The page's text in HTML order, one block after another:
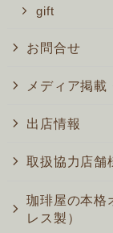
gift
お問合せ
メディア掲載
出店情報
取扱協力店舗
珈琲屋の本格
レス製）